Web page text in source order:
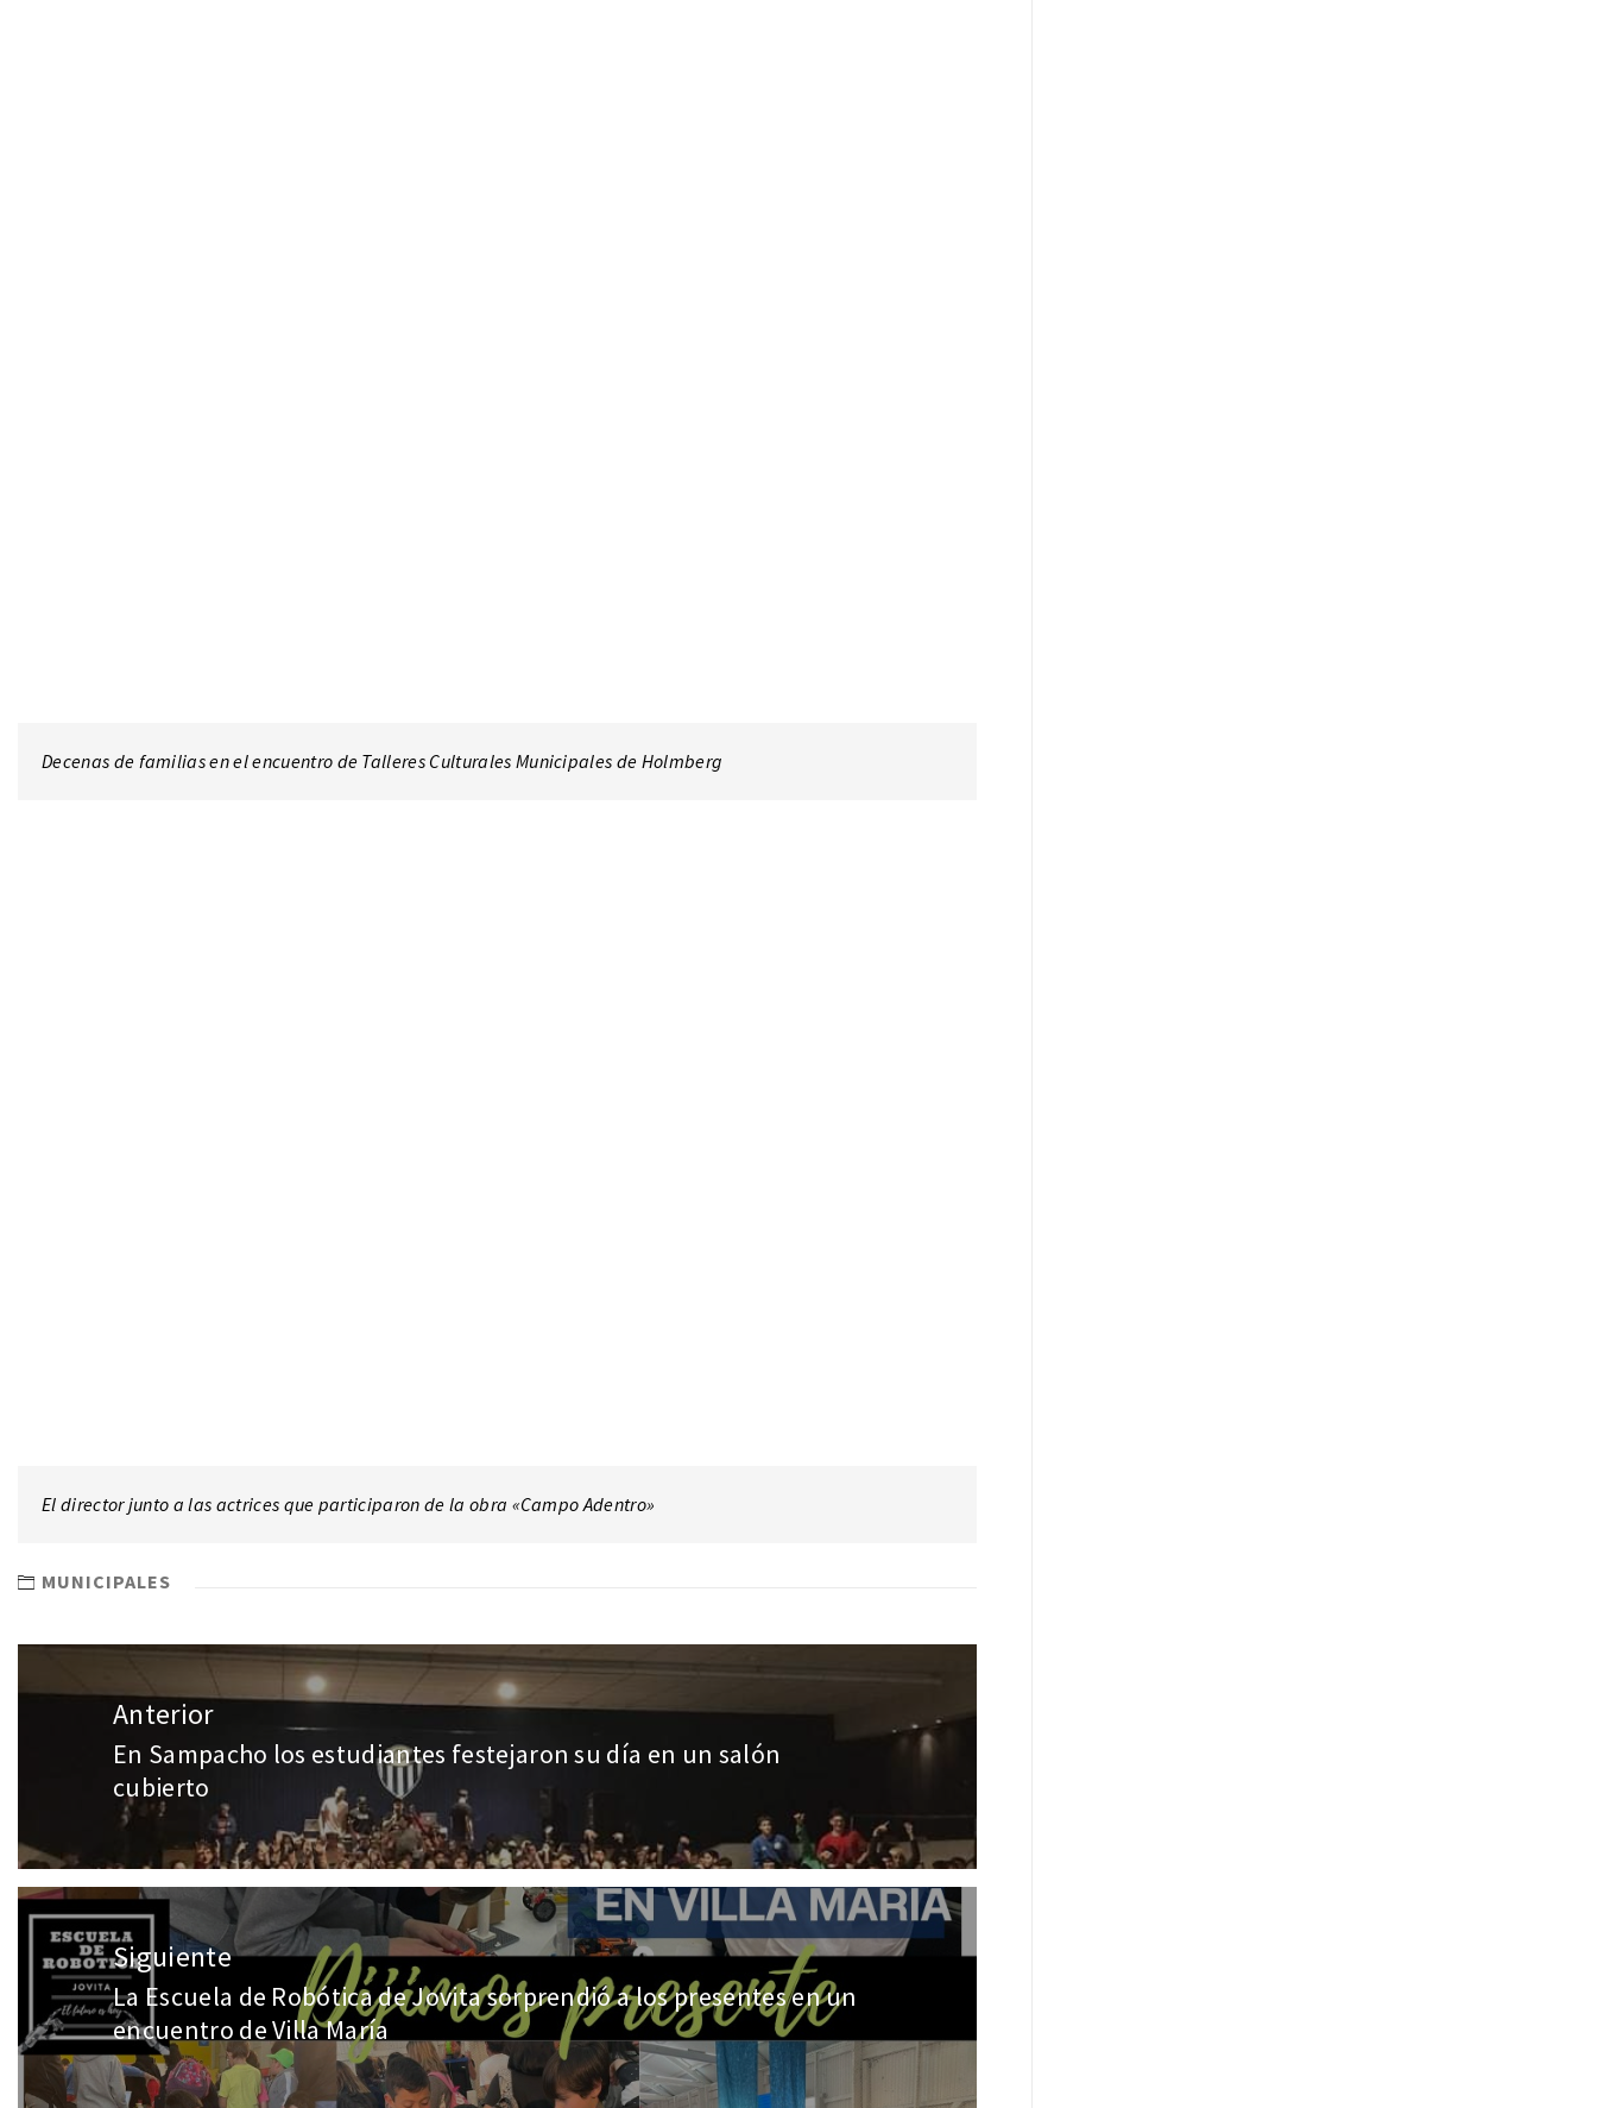
Decenas de familias en el encuentro de Talleres Culturales Municipales de Holmberg
El director junto a las actrices que participaron de la obra «Campo Adentro»
MUNICIPALES
Anterior
En Sampacho los estudiantes festejaron su día en un salón
cubierto
Siguiente
La Escuela de Robótica de Jovita sorprendió a los presentes en un
encuentro de Villa María